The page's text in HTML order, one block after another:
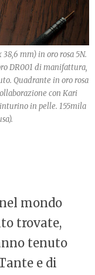
38,6 mm) in oro rosa 5N.
DR001 di manifattura,
Quadrante in oro rosa
con Kari
in pelle. 155mila
mondo
trovate,
tenuto
e di